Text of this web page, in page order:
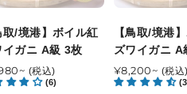
取/境港】ボイル紅
イガニ A級 3枚
(税込)
(6)
ズ
ワ
イ
ガ
【鳥取/境港
ズワイガニ A
通
常
¥8,200~ (税込